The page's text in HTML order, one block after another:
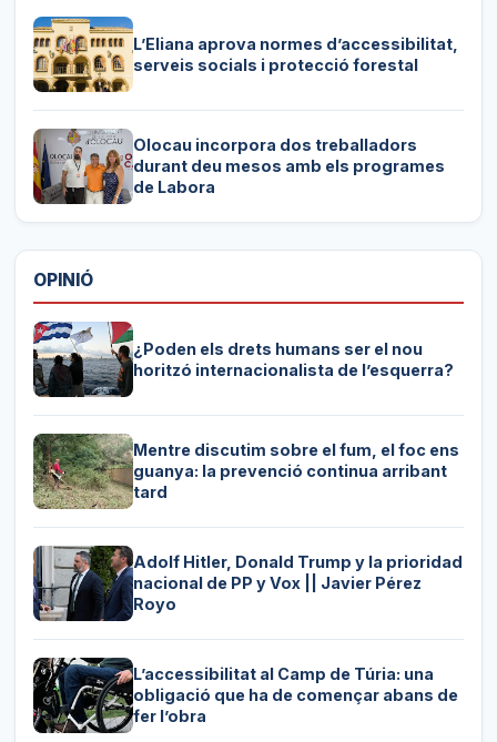
L’Eliana aprova normes d’accessibilitat,
serveis socials i protecció forestal
Olocau incorpora dos treballadors
durant deu mesos amb els programes
de Labora
OPINIÓ
¿Poden els drets humans ser el nou
horitzó internacionalista de l’esquerra?
Mentre discutim sobre el fum, el foc ens
guanya: la prevenció continua arribant
tard
Adolf Hitler, Donald Trump y la prioridad
nacional de PP y Vox || Javier Pérez
Royo
L’accessibilitat al Camp de Túria: una
obligació que ha de començar abans de
fer l’obra